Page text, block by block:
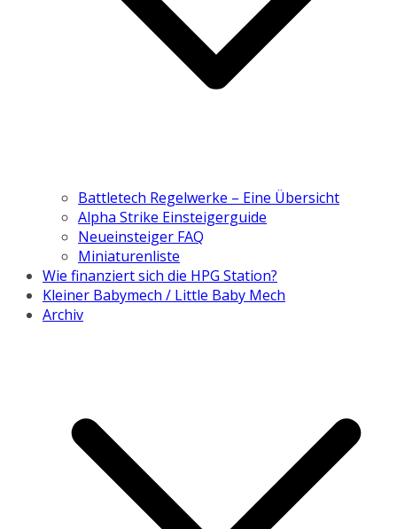
Battletech Regelwerke – Eine Übersicht
Alpha Strike Einsteigerguide
Neueinsteiger FAQ
Miniaturenliste
Wie finanziert sich die HPG Station?
Kleiner Babymech / Little Baby Mech
Archiv